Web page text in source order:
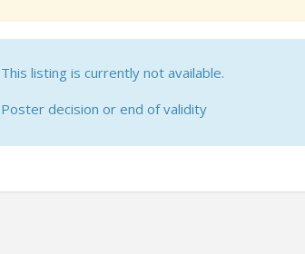
This listing is currently not available.
Poster decision or end of validity